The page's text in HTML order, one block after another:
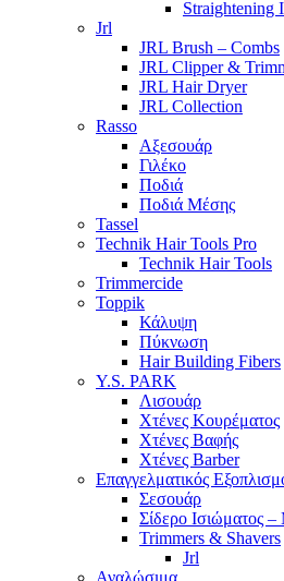
Straightening
Jrl
JRL Brush – Combs
JRL Clipper &
JRL Hair Dryer
JRL Collection
Rasso
Αξεσουάρ
Γιλέκο
Ποδιά
Ποδιά Μέσης
Tassel
Technik Hair Tools Pro
Technik Hair Tools
Trimmercide
Toppik
Κάλυψη
Πύκνωση
Hair Building Fibers
Y.S. PARK
Λισουάρ
Χτένες Κουρέματος
Χτένες Βαφής
Χτένες Barber
Επαγγελματικός
Σεσουάρ
Σίδερο Ισιώματος
Trimmers & Shavers
Jrl
Αναλώσιμα